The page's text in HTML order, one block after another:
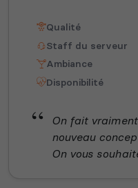
Qualité
Staff du serveur
Ambiance
Disponibilité
On fait
nouveau
On vous